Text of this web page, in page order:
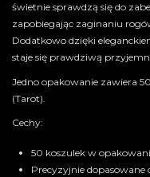
świetnie sprawdzą się do
zapobiegając zaginaniu
Dodatkowo dzięki
staje się prawdziwą
Jedno opakowanie zawiera
(Tarot).
Cechy:
50 koszulek w
Precyzyjnie dopasowane